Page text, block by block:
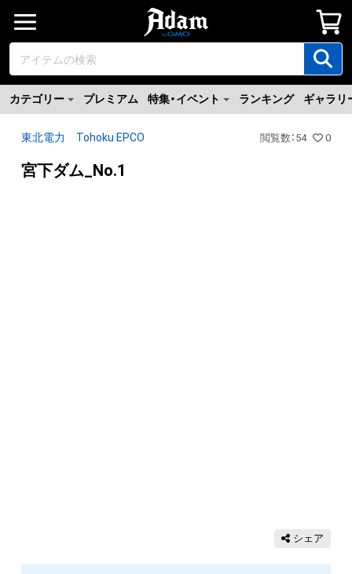
カテゴリー プレミアム 特集・イベント ランキング ギャラリ
東北電力 Tohoku EPCO 閲覧数 ： 54 0
宮下ダム_No.1
シェア